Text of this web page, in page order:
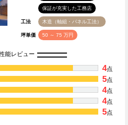
保証が充実した工務店
工法 木造（軸組・パネル工法）
坪単価 50 ～ 75 万円
能レビュー
4点
5点
4点
4点
5点